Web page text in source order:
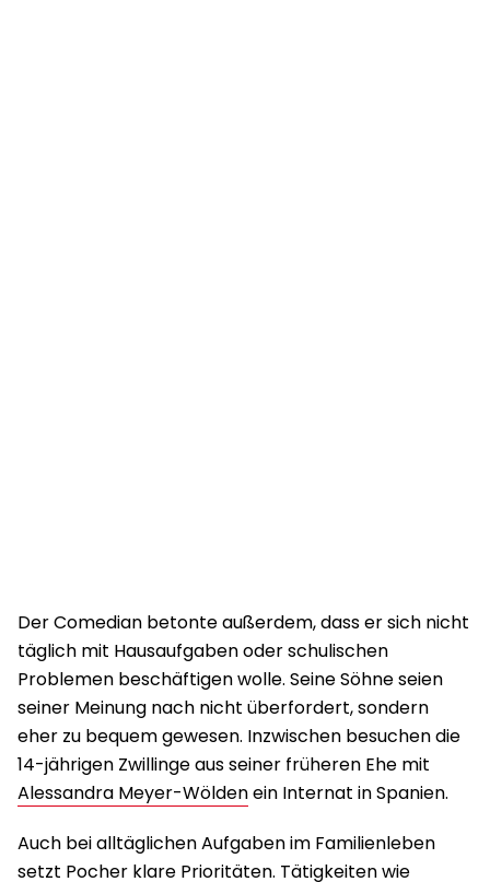
Der Comedian betonte außerdem, dass er sich nicht
täglich mit Hausaufgaben oder schulischen
Problemen beschäftigen wolle. Seine Söhne seien
seiner Meinung nach nicht überfordert, sondern
eher zu bequem gewesen. Inzwischen besuchen die
14-jährigen Zwillinge aus seiner früheren Ehe mit
Alessandra Meyer-Wöldenein Internat in Spanien.
Auch bei alltäglichen Aufgaben im Familienleben
setzt Pocher klare Prioritäten. Tätigkeiten wie